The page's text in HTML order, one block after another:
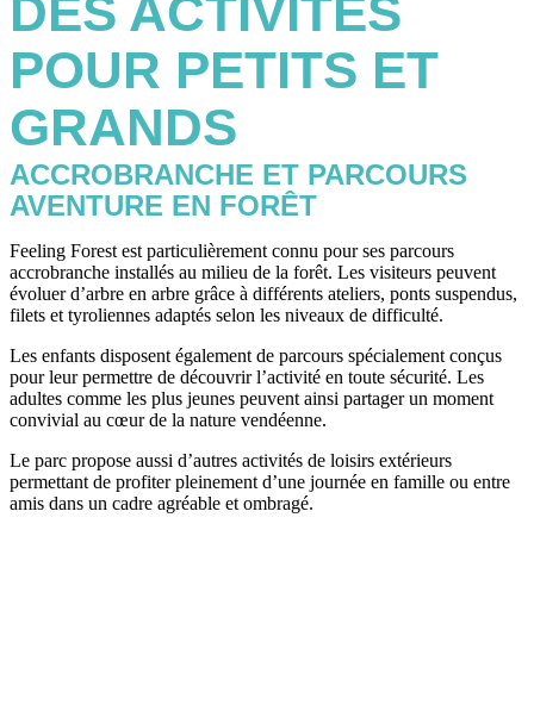
DES ACTIVITÉS
POUR PETITS ET
GRANDS
ACCROBRANCHE ET PARCOURS
AVENTURE EN FORÊT
Feeling Forest est particulièrement connu pour ses parcours
accrobranche installés au milieu de la forêt. Les visiteurs peuvent
évoluer d’arbre en arbre grâce à différents ateliers, ponts suspendus,
filets et tyroliennes adaptés selon les niveaux de difficulté.
Les enfants disposent également de parcours spécialement conçus
pour leur permettre de découvrir l’activité en toute sécurité. Les
adultes comme les plus jeunes peuvent ainsi partager un moment
convivial au cœur de la nature vendéenne.
Le parc propose aussi d’autres activités de loisirs extérieurs
permettant de profiter pleinement d’une journée en famille ou entre
amis dans un cadre agréable et ombragé.